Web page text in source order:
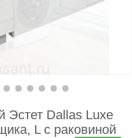
Эстет Dallas Luxe
L с раковиной